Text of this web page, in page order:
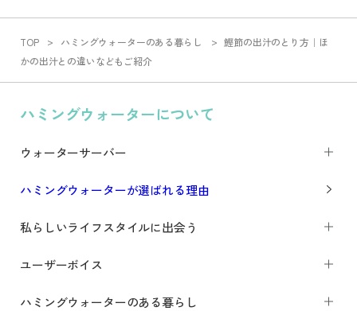
TOP ハミングウォーターのある暮らし
鰹節の出汁のとり方｜ほ
かの出汁との違いなどもご紹介
ハミングウォーターについて
ウォーターサーバー
ハミングウォーターが選ばれる理由
私らしいライフスタイルに出会う
ユーザーボイス
ハミングウォーターのある暮らし